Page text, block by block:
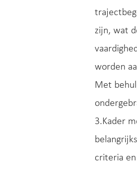
zijn, wat
worden
Met
3.Kader
criteria